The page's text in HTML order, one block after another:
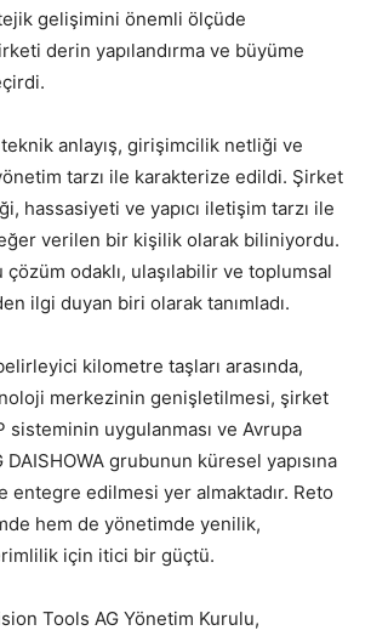
gelişimini önemli ölçüde
derin yapılandırma ve büyüme
anlayış, girişimcilik netliği ve
tarzı ile karakterize edildi. Şirket
hassasiyeti ve yapıcı iletişim tarzı ile
verilen bir kişilik olarak biliniyordu.
çözüm odaklı, ulaşılabilir ve toplumsal
ilgi duyan biri olarak tanımladı.
kilometre taşları arasında,
merkezinin genişletilmesi, şirket
sisteminin uygulanması ve Avrupa
grubunun küresel yapısına
entegre edilmesi yer almaktadır. Reto
hem de yönetimde yenilik,
için itici bir güçtü.
Tools AG Yönetim Kurulu,